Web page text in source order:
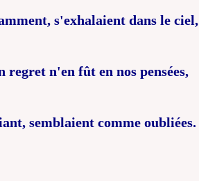
s'exhalaient dans le ciel,
regret n'en fût en nos pensées,
semblaient comme oubliées.